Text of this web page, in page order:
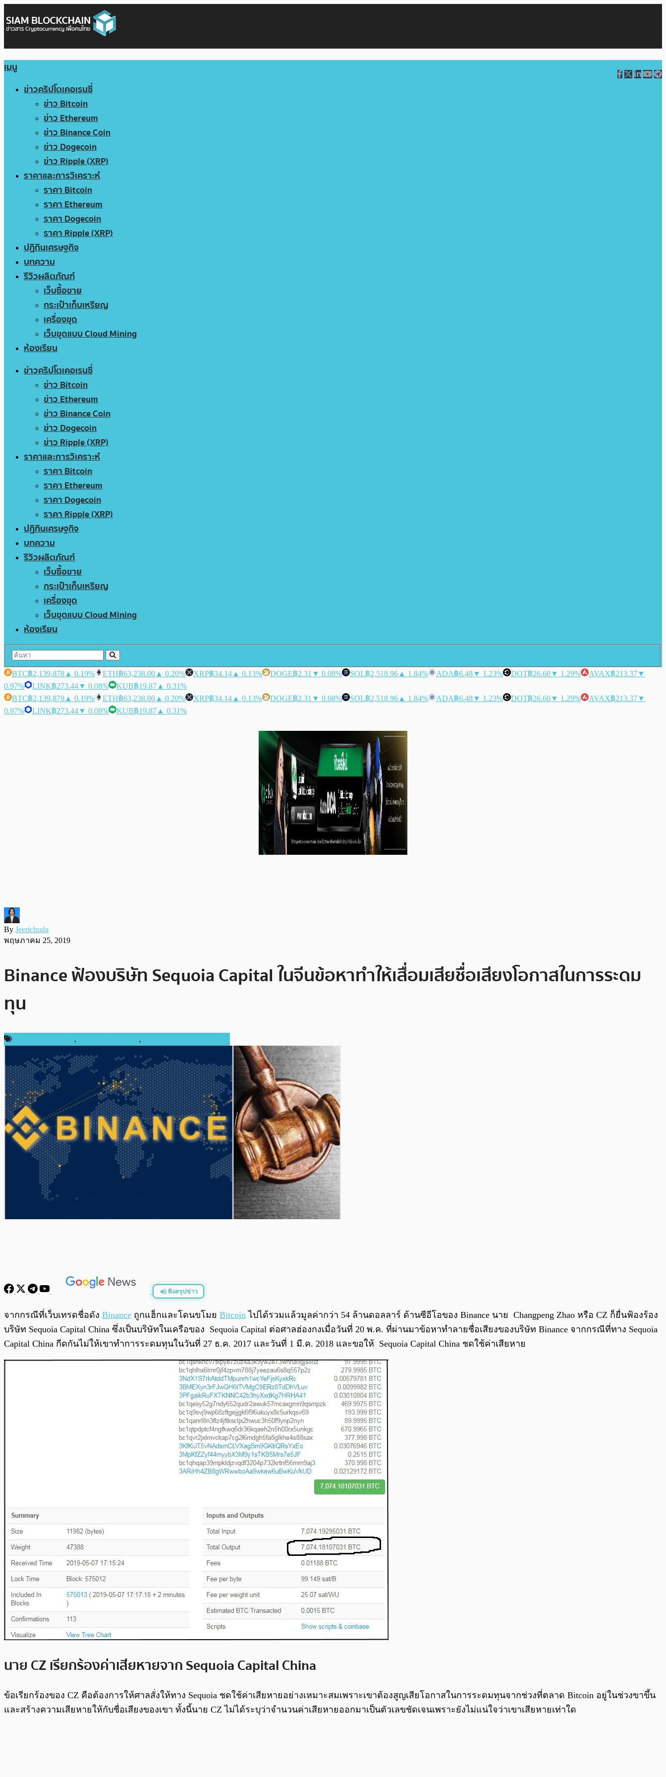
เมนู
ข่าวคริปโตเคอเรนซี่
ข่าว Bitcoin
ข่าว Ethereum
ข่าว Binance Coin
ข่าว Dogecoin
ข่าว Ripple (XRP)
ราคาและการวิเคราะห์
ราคา Bitcoin
ราคา Ethereum
ราคา Dogecoin
ราคา Ripple (XRP)
ปฏิทินเศรษฐกิจ
บทความ
รีวิวผลิตภัณฑ์
เว็บซื้อขาย
กระเป๋าเก็บเหรียญ
เครื่องขุด
เว็บขุดแบบ Cloud Mining
ห้องเรียน
ข่าวคริปโตเคอเรนซี่
ข่าว Bitcoin
ข่าว Ethereum
ข่าว Binance Coin
ข่าว Dogecoin
ข่าว Ripple (XRP)
ราคาและการวิเคราะห์
ราคา Bitcoin
ราคา Ethereum
ราคา Dogecoin
ราคา Ripple (XRP)
ปฏิทินเศรษฐกิจ
บทความ
รีวิวผลิตภัณฑ์
เว็บซื้อขาย
กระเป๋าเก็บเหรียญ
เครื่องขุด
เว็บขุดแบบ Cloud Mining
ห้องเรียน
BTC฿2,139,878 ▲ 0.19% ETH฿63,238.00 ▲ 0.20% XRP฿34.14 ▲ 0.13% DOGE฿2.31 ▼ 0.08% SOL฿2,518.96 ▲ 1.84% ADA฿6.48▼ 1.23% DOT฿26.60▼ 1.29% AVAX฿213.37▼
0.97%
LINK฿273.44▼ 0.08% KUB฿19.87 ▲ 0.31%
BTC฿2,139,878 ▲ 0.19% ETH฿63,238.00 ▲ 0.20% XRP฿34.14 ▲ 0.13% DOGE฿2.31 ▼ 0.08% SOL฿2,518.96 ▲ 1.84% ADA฿6.48▼ 1.23% DOT฿26.60▼ 1.29% AVAX฿213.37▼
0.97%
LINK฿273.44▼ 0.08% KUB฿19.87 ▲ 0.31%
By Jeerichuda
พฤษภาคม 25, 2019
Binance ฟ้องบริษัท Sequoia Capital ในจีนข้อหาทำให้เสื่อมเสียชื่อเสียงโอกาสในการระดม
ทุน
, ,
ฟังสรุปข่าว
พร้อมเล่น 0:00 / 0:00
จากกรณีที่เว็บเทรดชื่อดัง Binance ถูกแฮ็กและโดนขโมย Bitcoin ไปได้รวมแล้วมูลค่ากว่า 54 ล้านดอลลาร์ ด้านซีอีโอของ Binance นาย Changpeng Zhao หรือ CZ ก็ยื่นฟ้องร้อง
บริษัท Sequoia Capital China ซึ่งเป็นบริษัทในเครือของ Sequoia Capital ต่อศาลฮ่องกงเมื่อวันที่ 20 พ.ค. ที่ผ่านมาข้อหาทำลายชื่อเสียงของบริษัท Binance จากกรณีที่ทาง Sequoia
Capital China กีดกันไม่ให้เขาทำการระดมทุนในวันที่ 27 ธ.ค. 2017 และวันที่ 1 มี.ค. 2018 และขอให้ Sequoia Capital China ชดใช้ค่าเสียหาย
นาย CZ เรียกร้องค่าเสียหายจาก Sequoia Capital China
ข้อเรียกร้องของ CZ คือต้องการให้ศาลสั่งให้ทาง Sequoia ชดใช้ค่าเสียหายอย่างเหมาะสมเพราะเขาต้องสูญเสียโอกาสในการระดมทุนจากช่วงที่ตลาด Bitcoin อยู่ในช่วงขาขึ้น
และสร้างความเสียหายให้กับชื่อเสียงของเขา ทั้งนี้นาย CZ ไม่ได้ระบุว่าจำนวนค่าเสียหายออกมาเป็นตัวเลขชัดเจนเพราะยังไม่แน่ใจว่าเขาเสียหายเท่าใด